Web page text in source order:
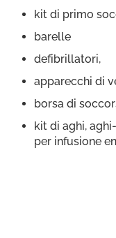
kit di primo
barelle
defibrillatori,
apparecchi di
borsa di
kit di aghi,
per infusione